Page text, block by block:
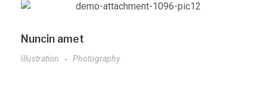
Nuncin amet
Illustration Photography